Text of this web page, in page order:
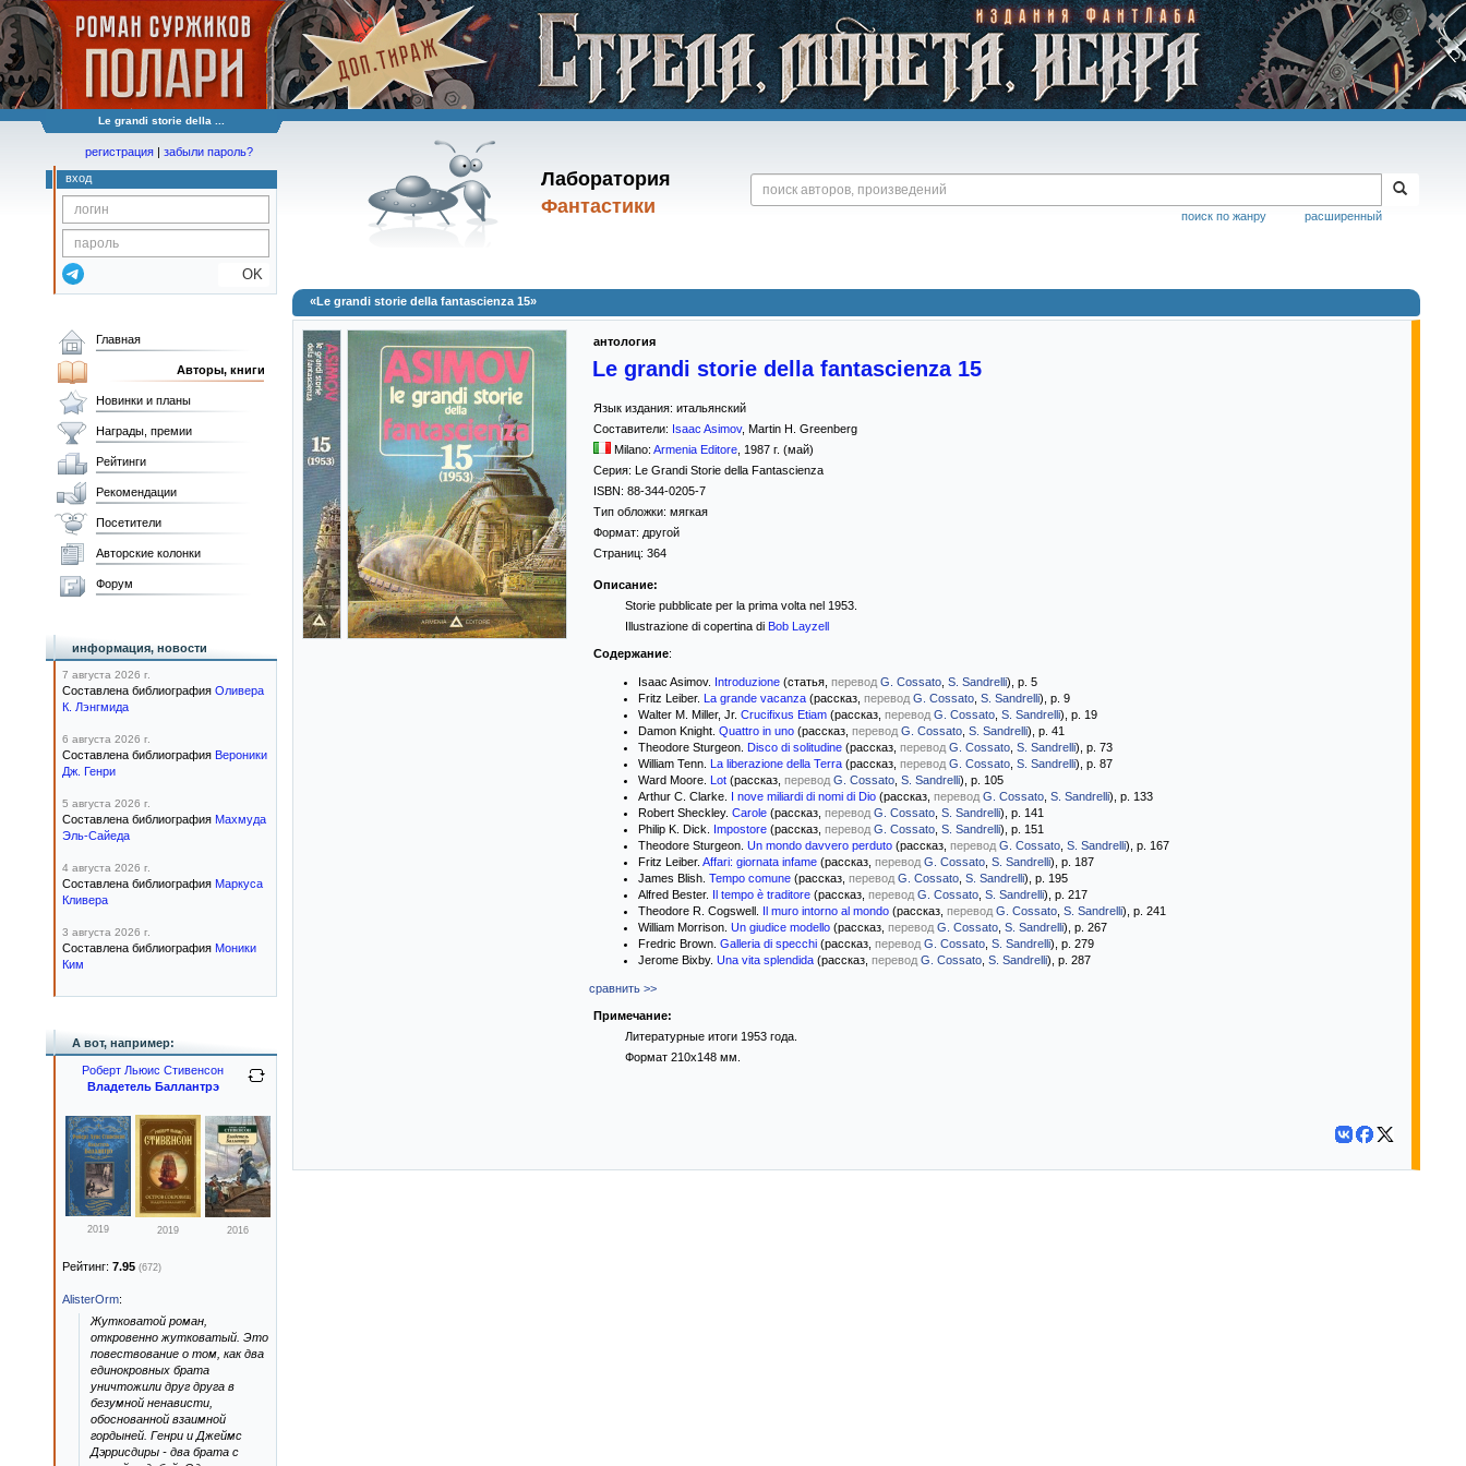
Le grandi storie della ...
Лаборатория
Фантастики
расширенный
поиск по жанру
регистрация | забыли пароль?
вход
OK
«Le grandi storie della fantascienza 15»
антология
Le grandi storie della fantascienza 15
Язык издания: итальянский
Составители: Isaac Asimov, Martin H. Greenberg
Milano: Armenia Editore 1987 г. (май)
Серия: Le Grandi Storie della Fantascienza
ISBN: 88-344-0205-7
Тип обложки: мягкая
Формат: другой
Страниц: 364
Описание:
Storie pubblicate per la prima volta nel 1953.
Illustrazione di copertina di Bob Layzell
Содержание:
Isaac Asimov. Introduzione (статья, перевод G. Cossato S. Sandrelli), р. 5
Fritz Leiber. La grande vacanza (рассказ, перевод G. Cossato S. Sandrelli), р. 9
Walter M. Miller, Jr. Crucifixus Etiam (рассказ, перевод G. Cossato S. Sandrelli), р. 19
Damon Knight. Quattro in uno (рассказ, перевод G. Cossato S. Sandrelli), р. 41
Theodore Sturgeon. Disco di solitudine (рассказ, перевод G. Cossato S. Sandrelli), р. 73
William Tenn. La liberazione della Terra (рассказ, перевод G. Cossato S. Sandrelli), р. 87
Ward Moore. Lot (рассказ, перевод G. Cossato S. Sandrelli), р. 105
Arthur C. Clarke. I nove miliardi di nomi di Dio (рассказ, перевод G. Cossato S. Sandrelli), р. 133
Robert Sheckley. Carole (рассказ, перевод G. Cossato S. Sandrelli), р. 141
Philip K. Dick. Impostore (рассказ, перевод G. Cossato S. Sandrelli), р. 151
Theodore Sturgeon. Un mondo davvero perduto (рассказ, перевод G. Cossato S. Sandrelli), р. 167
Fritz Leiber. Affari: giornata infame (рассказ, перевод G. Cossato S. Sandrelli), р. 187
James Blish. Tempo comune (рассказ, перевод G. Cossato S. Sandrelli), р. 195
Alfred Bester. Il tempo è traditore (рассказ, перевод G. Cossato S. Sandrelli), р. 217
Theodore R. Cogswell. Il muro intorno al mondo (рассказ, перевод G. Cossato S. Sandrelli), р. 241
William Morrison. Un giudice modello (рассказ, перевод G. Cossato S. Sandrelli), р. 267
Fredric Brown. Galleria di specchi (рассказ, перевод G. Cossato S. Sandrelli), р. 279
Jerome Bixby. Una vita splendida (рассказ, перевод G. Cossato S. Sandrelli), р. 287
сравнить >>
Примечание:
Литературные итоги 1953 года.
Формат 210х148 мм.
Главная
Авторы, книги
Новинки и планы
Награды, премии
Рейтинги
Рекомендации
Посетители
Авторские колонки
Форум
информация, новости
7 августа 2026 г.
Составлена библиография Оливера
К. Лэнгмида
6 августа 2026 г.
Составлена библиография Вероники
Дж. Генри
5 августа 2026 г.
Составлена библиография Махмуда
Эль-Сайеда
4 августа 2026 г.
Составлена библиография Маркуса
Кливера
3 августа 2026 г.
Составлена библиография Моники
Ким
А вот, например:
Роберт Льюис Стивенсон
Владетель Баллантрэ
2019 2019 2016
Рейтинг: 7.95 (672)
AlisterOrm:
Жутковатой роман,
откровенно жутковатый. Это
повествование о том, как два
единокровных брата
уничтожили друг друга в
безумной ненависти,
обоснованной взаимной
гордыней. Генри и Джеймс
Дэррисдиры - два брата с